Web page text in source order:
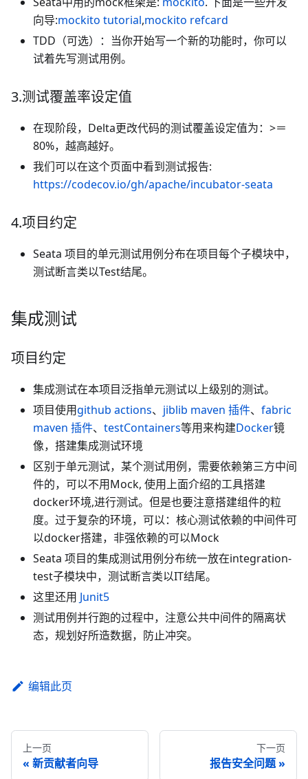
向导:mockito tutorial,mockito refcard
TDD（可选）：当你开始写一个新的功能时，你可以
试着先写测试用例。
3.测试覆盖率设定值
在现阶段，Delta更改代码的测试覆盖设定值为：>＝
80%，越高越好。
我们可以在这个页面中看到测试报告:
https://codecov.io/gh/apache/incubator-seata
4.项目约定
Seata 项目的单元测试用例分布在项目每个子模块中，
测试断言类以Test结尾。
集成测试
项目约定
集成测试在本项目泛指单元测试以上级别的测试。
项目使用github actions、 jiblib maven 插件、 fabric
maven 插件、 testContainers等用来构建Docker镜
像，搭建集成测试环境
区别于单元测试，某个测试用例，需要依赖第三方中间
件的，可以不用Mock, 使用上面介绍的工具搭建
docker环境,进行测试。但是也要注意搭建组件的粒
度。过于复杂的环境，可以：核心测试依赖的中间件可
以docker搭建，非强依赖的可以Mock
Seata 项目的集成测试用例分布统一放在integration-
test子模块中，测试断言类以IT结尾。
这里还用 Junit5
测试用例并行跑的过程中，注意公共中间件的隔离状
态，规划好所造数据，防止冲突。
编辑此页
上一页
新贡献者向导
下一页
报告安全问题